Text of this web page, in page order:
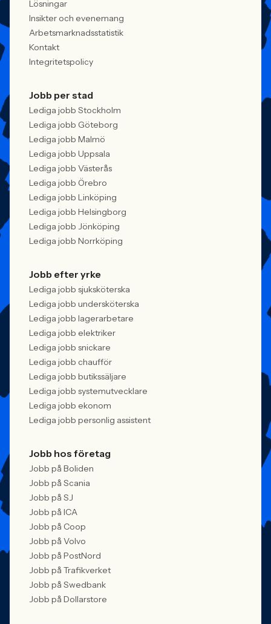
Lösningar
Insikter och evenemang
Arbetsmarknadsstatistik
Kontakt
Integritetspolicy
Jobb per stad
Lediga jobb Stockholm
Lediga jobb Göteborg
Lediga jobb Malmö
Lediga jobb Uppsala
Lediga jobb Västerås
Lediga jobb Örebro
Lediga jobb Linköping
Lediga jobb Helsingborg
Lediga jobb Jönköping
Lediga jobb Norrköping
Jobb efter yrke
Lediga jobb sjuksköterska
Lediga jobb undersköterska
Lediga jobb lagerarbetare
Lediga jobb elektriker
Lediga jobb snickare
Lediga jobb chaufför
Lediga jobb butikssäljare
Lediga jobb systemutvecklare
Lediga jobb ekonom
Lediga jobb personlig assistent
Jobb hos företag
Jobb på Boliden
Jobb på Scania
Jobb på SJ
Jobb på ICA
Jobb på Coop
Jobb på Volvo
Jobb på PostNord
Jobb på Trafikverket
Jobb på Swedbank
Jobb på Dollarstore